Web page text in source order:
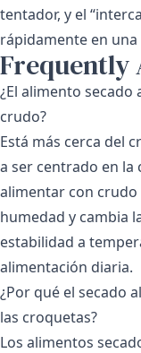
tentador, y el
rápidamente en
Frequently
¿El alimento secado
crudo?
Está más cerca del
a ser centrado en la
alimentar con crudo
humedad y cambia
estabilidad a
alimentación diaria.
¿Por qué el secado
las croquetas?
Los alimentos